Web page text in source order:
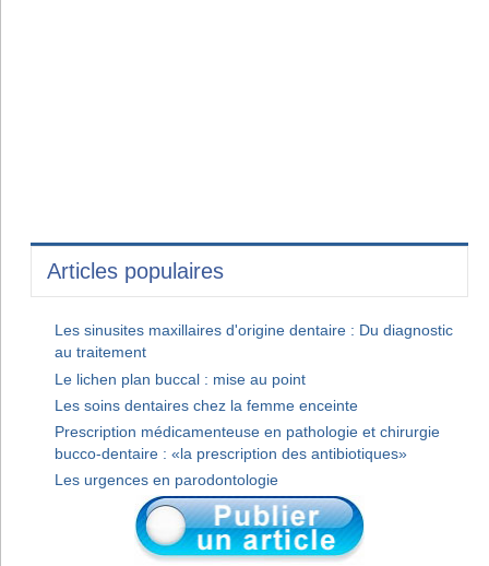
Articles populaires
Les sinusites maxillaires d'origine dentaire : Du diagnostic
au traitement
Le lichen plan buccal : mise au point
Les soins dentaires chez la femme enceinte
Prescription médicamenteuse en pathologie et chirurgie
bucco-dentaire : «la prescription des antibiotiques»
Les urgences en parodontologie